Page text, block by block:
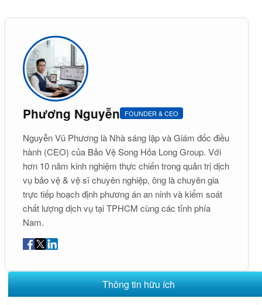
Phương Nguyễn FOUNDER & CEO
Nguyễn Vũ Phương là Nhà sáng lập và Giám đốc điều
hành (CEO) của Bảo Vệ Song Hỏa Long Group. Với
hơn 10 năm kinh nghiệm thực chiến trong quản trị dịch
vụ bảo vệ & vệ sĩ chuyên nghiệp, ông là chuyên gia
trực tiếp hoạch định phương án an ninh và kiểm soát
chất lượng dịch vụ tại TPHCM cùng các tỉnh phía
Nam.
Thông tin hữu ích